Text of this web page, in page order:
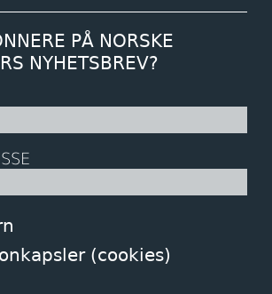
PÅ NORSKE
NYHETSBREV?
(cookies)